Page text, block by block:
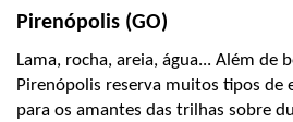
Pirenópolis (GO)
Lama, rocha, areia, água... Além de
Pirenópolis reserva muitos tipos de
para os amantes das trilhas sobre